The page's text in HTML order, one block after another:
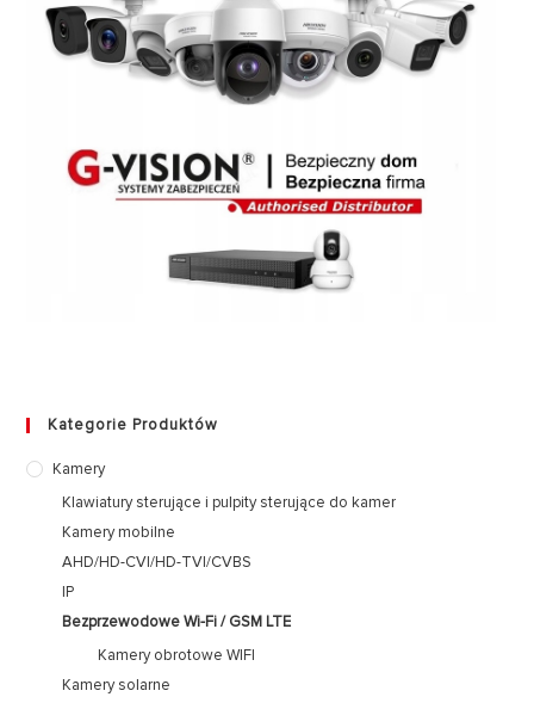
Kategorie Produktów
Kamery
Klawiatury sterujące i pulpity sterujące do kamer
Kamery mobilne
AHD/HD-CVI/HD-TVI/CVBS
IP
Bezprzewodowe Wi-Fi / GSM LTE
Kamery obrotowe WIFI
Kamery solarne